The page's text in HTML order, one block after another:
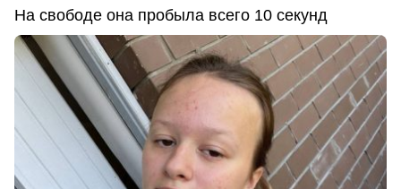
На свободе она пробыла всего 10 секунд